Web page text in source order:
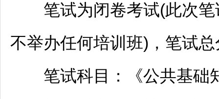
笔试为闭卷考试(此次笔
不举办任何培训班)，笔试
笔试科目：《公共基础